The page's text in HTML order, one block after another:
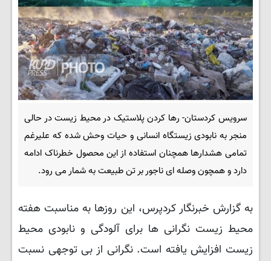
سرویس کردستان- رها کردن پلاستیک در محیط زیست در حالی
منجر به نابودی زیستگاه انسانی و حیات وحش شده که علیرغم
تمامی هشدارها همچنان استفاده از این محصول خطرناک ادامه
دارد و همچون وصله ای ناجور بر تن طبیعت به شمار می رود.
به گزارش خبرنگار کردپرس، این روزها به مناسبت هفته
محیط زیست نگرانی ها برای آلودگی و نابودی محیط
زیست افزایش یافته است. نگرانی از بی توجهی نسبت